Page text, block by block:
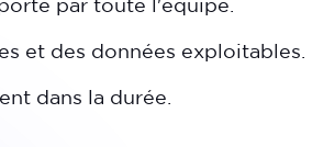
et des données exploitables.
dans la durée.